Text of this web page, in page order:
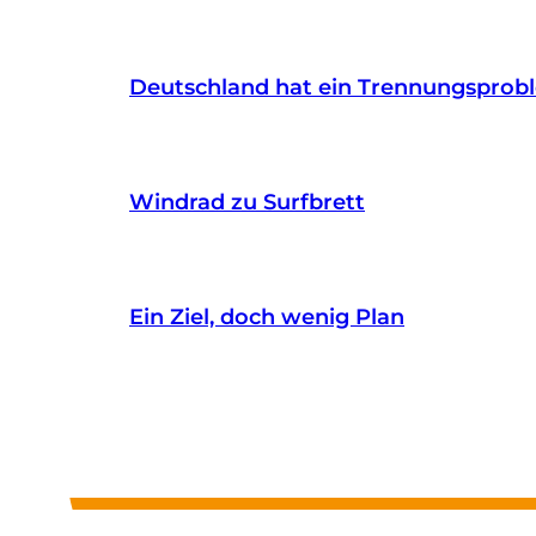
Deutschland hat ein
Windrad zu Surfbrett
Ein Ziel, doch wenig Plan